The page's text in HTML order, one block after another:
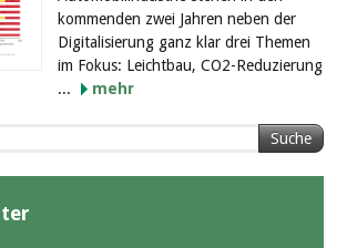
kommenden zwei Jahren neben der
Digitalisierung ganz klar drei Themen
im Fokus: Leichtbau, CO2-Reduzierung
...
mehr
Suche